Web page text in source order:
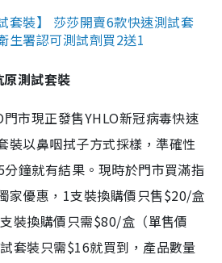
套裝】 莎莎開賣6款快速測試套
生署認可測試劑買2送1
測試套裝
門市現正發售YHLO新冠病毒快速
裝以鼻咽拭子方式採樣，準確性
鐘就有結果。現時於門市買滿指
家優惠，1支裝換購價只售$20/盒
裝換購價只需$80/盒（單售價
套裝只需$16就買到，產品數量